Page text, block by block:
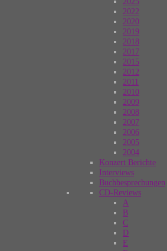
2022
2020
2019
2018
2017
2015
2012
2011
2010
2009
2008
2007
2006
2005
2004
Konzert Berichte
Interviews
Buchbesprechungen
CD-Reviews
A
B
C
D
E